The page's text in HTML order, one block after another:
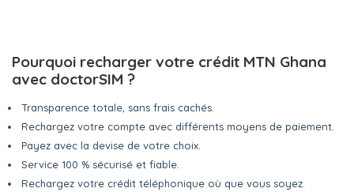
Pourquoi recharger votre crédit MTN Ghana
avec doctorSIM ?
Transparence totale, sans frais cachés.
Rechargez votre compte avec différents moyens de paiement.
Payez avec la devise de votre choix.
Service 100 % sécurisé et fiable.
Rechargez votre crédit téléphonique où que vous soyez.